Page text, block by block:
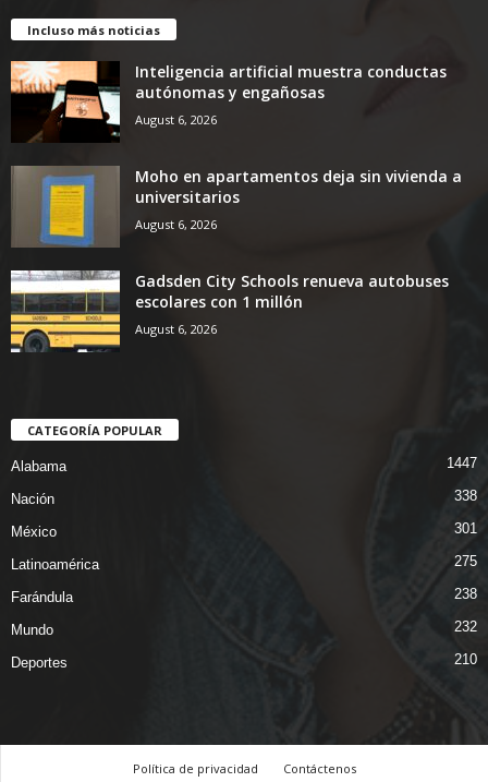
Incluso más noticias
Inteligencia artificial muestra conductas
autónomas y engañosas
August 6, 2026
Moho en apartamentos deja sin vivienda a
universitarios
August 6, 2026
Gadsden City Schools renueva autobuses
escolares con 1 millón
August 6, 2026
CATEGORÍA POPULAR
Alabama 1447
Nación 338
México 301
Latinoamérica 275
Farándula 238
Mundo 232
Deportes 210
Política de privacidad Contáctenos